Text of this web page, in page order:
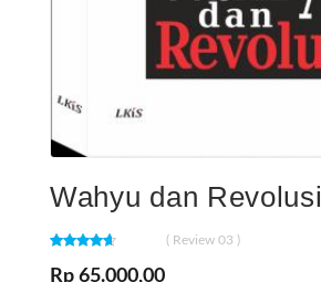
Wahyu dan Revolusi
( Review 03 )
Rp 65.000,00